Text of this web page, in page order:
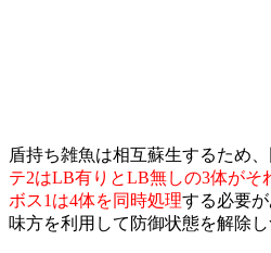
盾持ち雑魚は相互蘇生するため
テ2はLB有りとLB無しの3体がそ
ボス1は4体を同時処理する必要
味方を利用して防御状態を解除